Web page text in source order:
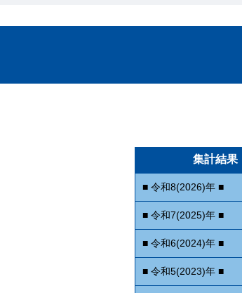
集計結果
■ 令和8(2026)年 ■
■ 令和7(2025)年 ■
■ 令和6(2024)年 ■
■ 令和5(2023)年 ■